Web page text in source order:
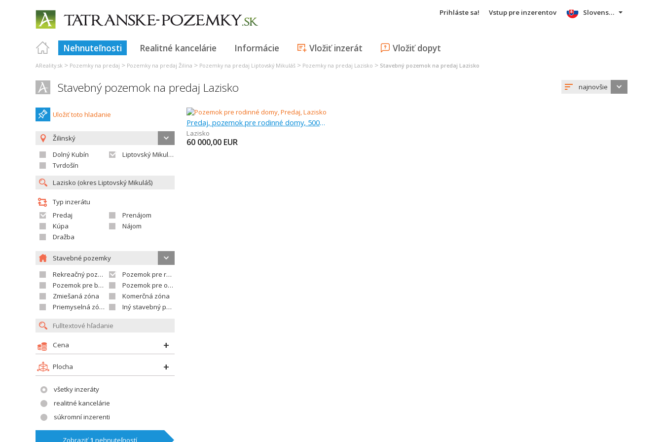
Prihláste sa! Vstup pre inzerentov
Nehnuteľnosti Realitné kancelárie Informácie Vložiť inzerát Vložiť dopyt
Slovensky
AReality.sk > Pozemky na predaj > Pozemky na predaj Žilina > Pozemky na predaj Liptovský Mikuláš > Pozemky na predaj Lazisko > Stavebný pozemok na predaj Lazisko
Stavebný pozemok na predaj Lazisko najnovšie
Uložiť toto hladanie
Žilinský
Dolný Kubín
Liptovský Mikuláš
Tvrdošín
Typ inzerátu
Predaj
Prenájom
Kúpa
Nájom
Dražba
Stavebné pozemky
Rekreačný pozemok
Pozemok pre rodinné domy
Pozemok pre bytovú výstavbu
Pozemok pre občian.vybavenosť
Zmiešaná zóna
Komerčná zóna
Priemyselná zóna
Iný stavebný pozemok
Cena
Plocha
všetky inzeráty
realitné kancelárie
súkromní inzerenti
Zobraziť1 nehnuteľností
Predaj, pozemok pre rodinné domy, 500 m
Lazisko
60 000,00 EUR